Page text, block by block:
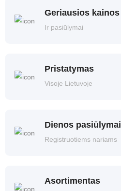
Geriausios kainos
Ir pasiūlymai
Pristatymas
Visoje Lietuvoje
Dienos pasiūlymai
Registruotiems nariams
Asortimentas